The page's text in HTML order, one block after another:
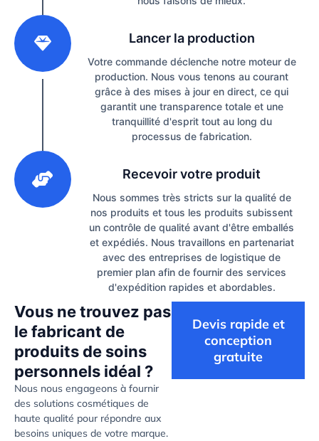
Lancer la production
Votre commande déclenche notre moteur de
production. Nous vous tenons au courant
grâce à des mises à jour en direct, ce qui
garantit une transparence totale et une
tranquillité d'esprit tout au long du
processus de fabrication.
Recevoir votre produit
Nous sommes très stricts sur la qualité de
nos produits et tous les produits subissent
un contrôle de qualité avant d'être emballés
et expédiés. Nous travaillons en partenariat
avec des entreprises de logistique de
premier plan afin de fournir des services
d'expédition rapides et abordables.
Vous ne trouvez pas
le fabricant de
produits de soins
personnels idéal ?
Nous nous engageons à fournir
des solutions cosmétiques de
haute qualité pour répondre aux
besoins uniques de votre marque.
Devis rapide et
conception
gratuite